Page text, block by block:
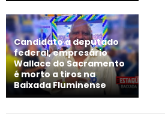
Candidato a deputado
federal, empresário
Wallace do Sacramento
é morto a tiros na
Baixada Fluminense